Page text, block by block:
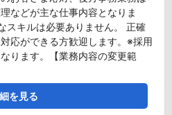
などが主な仕事内容となりま
スキルは必要ありません。 正確
応ができる方歓迎します。※採用
ります。【業務内容の変更範
を見る